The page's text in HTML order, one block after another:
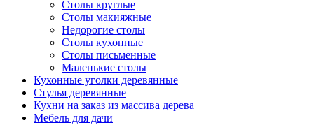
Столы круглые
Столы макияжные
Недорогие столы
Столы кухонные
Столы письменные
Маленькие столы
Кухонные уголки деревянные
Стулья деревянные
Кухни на заказ из массива дерева
Мебель для дачи